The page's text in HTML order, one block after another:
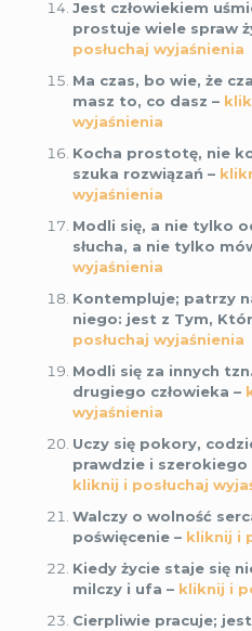
Jest człowiekiem
prostuje wiele spraw
posłuchaj wyjaśnienia
Ma czas, bo wie, że
masz to, co dasz –
wyjaśnienia
Kocha prostotę, nie
szuka rozwiązań –
wyjaśnienia
Modli się, a nie tylko
słucha, a nie tylko
wyjaśnienia
Kontempluje; patrzy
niego: jest z Tym,
posłuchaj wyjaśnienia
Modli się za innych
drugiego człowieka –
wyjaśnienia
Uczy się pokory,
prawdzie i szerokiego
kliknij i posłuchaj
Walczy o wolność
poświęcenie – kliknij i
Kiedy życie staje się
milczy i ufa – kliknij i
Cierpliwie pracuje;